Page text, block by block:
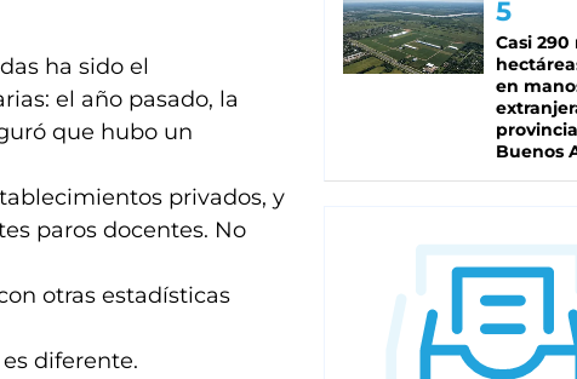
ha sido el
el año pasado, la
que hubo un
privados, y
paros docentes. No
otras estadísticas
diferente.
Casi 290
en
Buenos